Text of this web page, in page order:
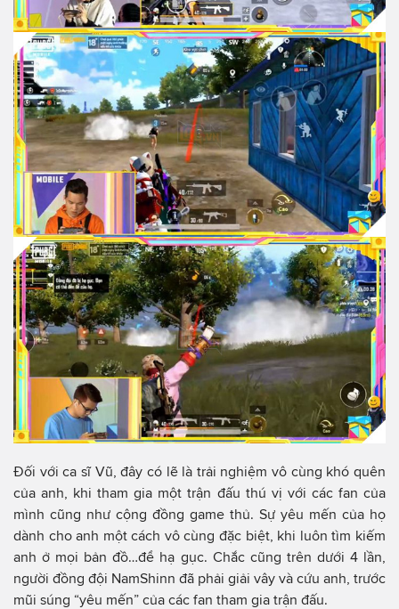
Đối với ca sĩ Vũ, đây có lẽ là trải nghiệm vô cùng khó quên
của anh, khi tham gia một trận đấu thú vị với các fan của
mình cũng như cộng đồng game thủ. Sự yêu mến của họ
dành cho anh một cách vô cùng đặc biệt, khi luôn tìm kiếm
anh ở mọi bản đồ…để hạ gục. Chắc cũng trên dưới 4 lần,
người đồng đội NamShinn đã phải giải vây và cứu anh, trước
mũi súng “yêu mến” của các fan tham gia trận đấu.